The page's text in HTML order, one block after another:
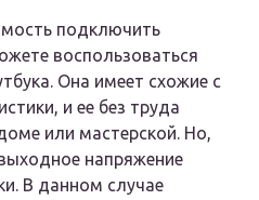
подключить
воспользоваться
Она имеет схожие с
и ее без труда
или мастерской. Но,
напряжение
В данном случае